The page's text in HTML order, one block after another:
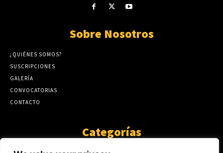
Sobre Nosotros
¿QUIÉNES SOMOS?
SUSCRIPCIONES
GALERÍA
CONVOCATORIAS
CONTACTO
Categorías
ARTÍCULOS